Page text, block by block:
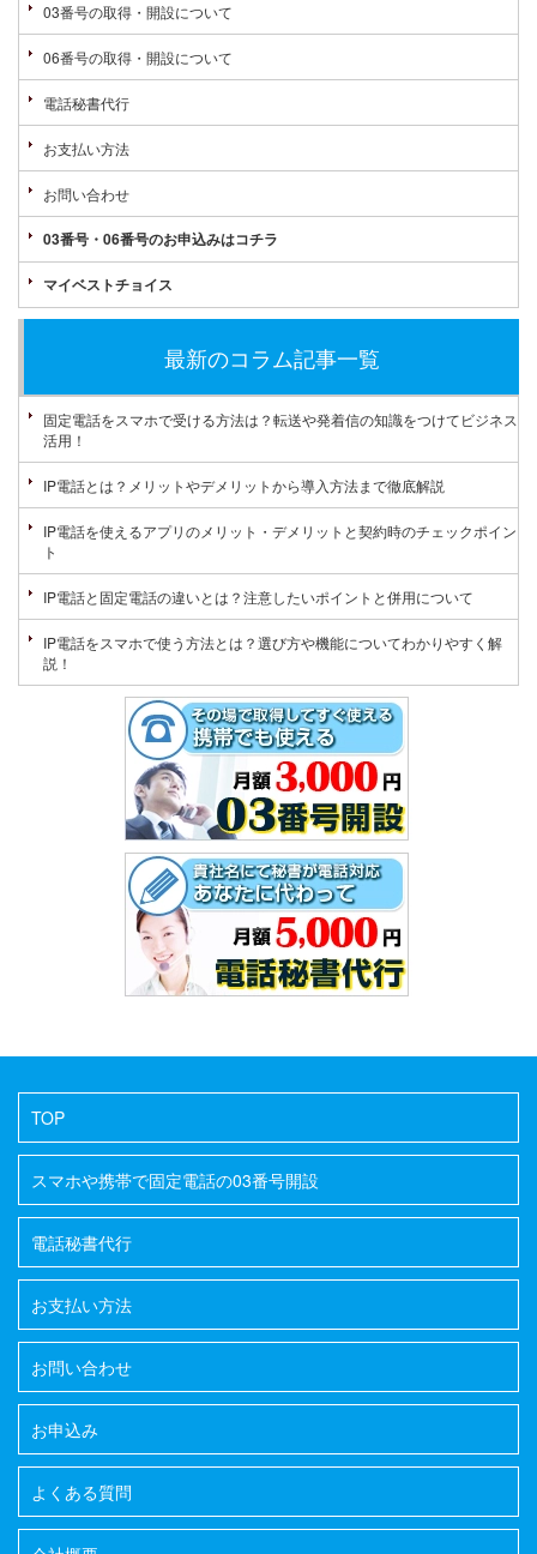
03番号の取得・開設について
06番号の取得・開設について
電話秘書代行
お支払い方法
お問い合わせ
03番号・06番号のお申込みはコチラ
マイベストチョイス
最新のコラム記事一覧
固定電話をスマホで受ける方法は？転送や発着信の知識をつけてビジネス
活用！
IP電話とは？メリットやデメリットから導入方法まで徹底解説
IP電話を使えるアプリのメリット・デメリットと契約時のチェックポイン
ト
IP電話と固定電話の違いとは？注意したいポイントと併用について
IP電話をスマホで使う方法とは？選び方や機能についてわかりやすく解
説！
TOP
スマホや携帯で固定電話の03番号開設
電話秘書代行
お支払い方法
お問い合わせ
お申込み
よくある質問